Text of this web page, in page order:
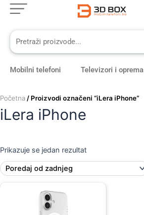
Skip
content
Mobilni telefoni Televizori i oprema
Početna / Proizvodi označeni “iLera iPhone”
iLera iPhone
Prikazuje se jedan rezultat